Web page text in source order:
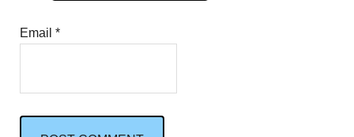
Email*